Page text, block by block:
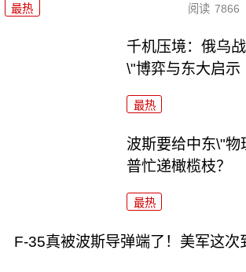
最热 阅读 7866
千机压境：俄乌
\"博弈与东大启示
最热
波斯要给中东\"物
普忙递橄榄枝？
最热
F-35真被波斯导弹端了！美军这次